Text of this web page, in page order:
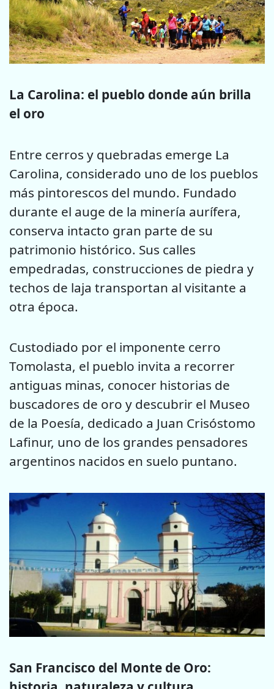
La Carolina: el pueblo donde aún brilla
el oro
Entre cerros y quebradas emerge La
Carolina, considerado uno de los pueblos
más pintorescos del mundo. Fundado
durante el auge de la minería aurífera,
conserva intacto gran parte de su
patrimonio histórico. Sus calles
empedradas, construcciones de piedra y
techos de laja transportan al visitante a
otra época.
Custodiado por el imponente cerro
Tomolasta, el pueblo invita a recorrer
antiguas minas, conocer historias de
buscadores de oro y descubrir el Museo
de la Poesía, dedicado a Juan Crisóstomo
Lafinur, uno de los grandes pensadores
argentinos nacidos en suelo puntano.
San Francisco del Monte de Oro: